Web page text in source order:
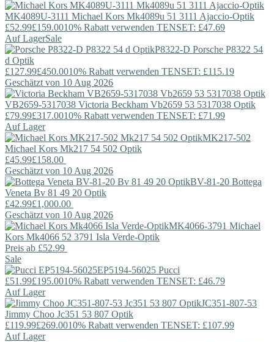
MK4089U-3111 Michael Kors Mk4089u 51 3111 Ajaccio-Optik
£52.99£159.0010% Rabatt verwenden TENSET: £47.69
Auf LagerSale
P8322-D Porsche P8322 54
d Optik
£127.99£450.0010% Rabatt verwenden TENSET: £115.19
Geschätzt von 10 Aug 2026
VB2659-5317038 Victoria Beckham Vb2659 53 5317038 Optik
£79.99£317.0010% Rabatt verwenden TENSET: £71.99
Auf Lager
MK217-502
Michael Kors Mk217 54 502 Optik
£45.99£158.00
Geschätzt von 10 Aug 2026
BV-81-20 Bottega
Veneta Bv 81 49 20 Optik
£42.99£1,000.00
Geschätzt von 10 Aug 2026
MK4066-3791 Michael
Kors Mk4066 52 3791 Isla Verde-Optik
Preis ab £52.99
Sale
EP5194-56025 Pucci
£51.99£195.0010% Rabatt verwenden TENSET: £46.79
Auf Lager
JC351-807-53
Jimmy Choo Jc351 53 807 Optik
£119.99£269.0010% Rabatt verwenden TENSET: £107.99
Auf Lager